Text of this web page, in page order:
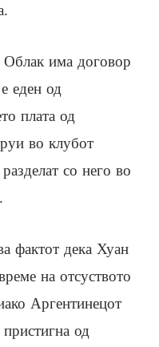
Облак има договор
еден од
плата од
во клубот
со него во
фактот дека Хуан
на отсуството
Аргентинецот
од